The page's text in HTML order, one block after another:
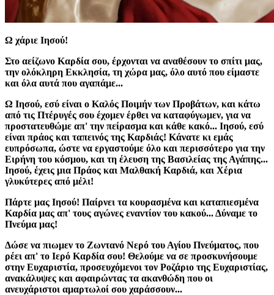
Ω χάριε Ιησού!
Στο αείζωνο Καρδία σου, έρχονται να αναθέσουν το σπίτι μας,
την ολόκληρη Εκκλησία, τη χώρα μας, όλο αυτό που είμαστε
και όλα αυτά που αγαπάμε...
Ω Ιησού, εσύ είναι ο Καλός Ποιμήν των Προβάτων, και κάτω
από τις Πτέρυγές σου έχομεν έρθει να καταφύγωμεν, για να
προστατευθώμε απ' την πείρασμα και κάθε κακό... Ιησού, εσύ
είναι πράος και ταπεινός της Καρδιάς! Κάνατε κι εμάς
ευπρόσωπα, ώστε να εργαστούμε όλο και περισσότερο για την
Ειρήνη του κόσμου, και τη έλευση της Βασιλείας της Αγάπης...
Ιησού, έχεις μια Πράος και Μαλθακή Καρδιά, και Χέρια
γλυκύτερες από μέλι!
Πάρτε μας Ιησού! Παίρνει τα κουρασμένα και καταπιεσμένα
Καρδία μας απ' τους αγώνες εναντίον του κακού... Δύναμε το
Πνεύμα μας!
Δώσε να πιωμεν το Ζωντανό Νερό του Αγίου Πνεύματος, που
ρέει απ' το Ιερό Καρδία σου! Θελούμε να σε προσκυνήσουμε
στην Ευχαριστία, προσευχόμενοι τον Ροζάριο της Ευχαριστίας,
ανακάλυψες και αφαιρώντας τα ακανθώδη που οι
ανευχάριστοι αμαρτωλοί σου χαράσσουν...